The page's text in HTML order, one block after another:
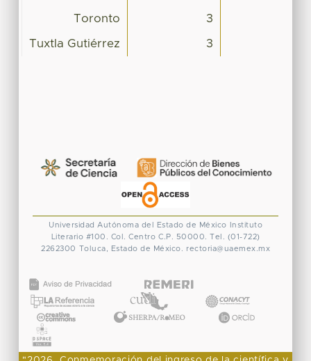
Toronto 3
Tuxtla Gutiérrez 3
Universidad Autónoma del Estado de México
Instituto
Literario #100. Col. Centro C.P. 50000. Tel. (01-722)
2262300 Toluca, Estado de México. rectoria@uaemex.mx